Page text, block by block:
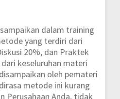
dalam training
yang terdiri dari
20%, dan Praktek
dari keseluruhan materi
oleh pemateri
metode ini kurang
Perusahaan Anda, tidak